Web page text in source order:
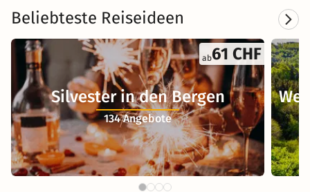
Beliebteste Reiseideen
ab61 CHF
Silvester in den Bergen
134 Angebote